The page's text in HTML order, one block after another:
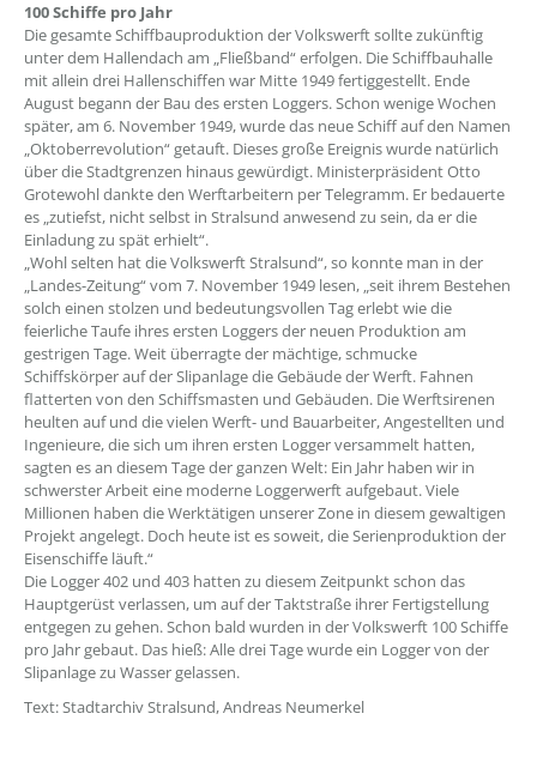
100 Schiffe pro Jahr
Die gesamte Schiffbauproduktion der Volkswerft sollte zukünftig
unter dem Hallendach am „Fließband“ erfolgen. Die Schiffbauhalle
mit allein drei Hallenschiffen war Mitte 1949 fertiggestellt. Ende
August begann der Bau des ersten Loggers. Schon wenige Wochen
später, am 6. November 1949, wurde das neue Schiff auf den Namen
„Oktoberrevolution“ getauft. Dieses große Ereignis wurde natürlich
über die Stadtgrenzen hinaus gewürdigt. Ministerpräsident Otto
Grotewohl dankte den Werftarbeitern per Telegramm. Er bedauerte
es „zutiefst, nicht selbst in Stralsund anwesend zu sein, da er die
Einladung zu spät erhielt“.
„Wohl selten hat die Volkswerft Stralsund“, so konnte man in der
„Landes-Zeitung“ vom 7. November 1949 lesen, „seit ihrem Bestehen
solch einen stolzen und bedeutungsvollen Tag erlebt wie die
feierliche Taufe ihres ersten Loggers der neuen Produktion am
gestrigen Tage. Weit überragte der mächtige, schmucke
Schiffskörper auf der Slipanlage die Gebäude der Werft. Fahnen
flatterten von den Schiffsmasten und Gebäuden. Die Werftsirenen
heulten auf und die vielen Werft- und Bauarbeiter, Angestellten und
Ingenieure, die sich um ihren ersten Logger versammelt hatten,
sagten es an diesem Tage der ganzen Welt: Ein Jahr haben wir in
schwerster Arbeit eine moderne Loggerwerft aufgebaut. Viele
Millionen haben die Werktätigen unserer Zone in diesem gewaltigen
Projekt angelegt. Doch heute ist es soweit, die Serienproduktion der
Eisenschiffe läuft.“
Die Logger 402 und 403 hatten zu diesem Zeitpunkt schon das
Hauptgerüst verlassen, um auf der Taktstraße ihrer Fertigstellung
entgegen zu gehen. Schon bald wurden in der Volkswerft 100 Schiffe
pro Jahr gebaut. Das hieß: Alle drei Tage wurde ein Logger von der
Slipanlage zu Wasser gelassen.
Text: Stadtarchiv Stralsund, Andreas Neumerkel